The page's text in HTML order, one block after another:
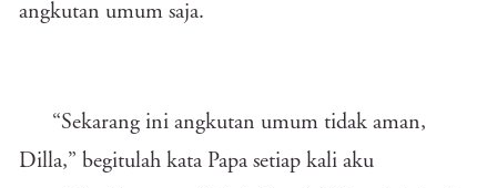
angkutan umum saja.
“Sekarang ini angkutan umum tidak aman,
Dilla,” begitulah kata Papa setiap kali aku